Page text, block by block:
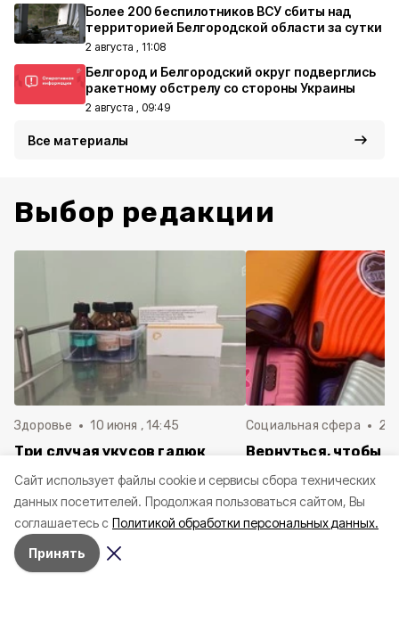
Cайт использует файлы cookie и сервисы сбора технических
данных посетителей. Продолжая пользоваться сайтом, Вы
соглашаетесь с Политикой обработки персональных данных.
Принять
Более 200 беспилотников ВСУ сбиты над
территорией Белгородской области за сутки
2 августа , 11:08
Белгород и Белгородский округ подверглись
ракетному обстрелу со стороны Украины
2 августа , 09:49
Все материалы
Выбор редакции
Здоровье 10 июня , 14:45
Три случая укусов гадюк
Белгородской области с
начала года
Социальная сфера 20
Вернуться, чтобы
в Белгородскую
пять лет